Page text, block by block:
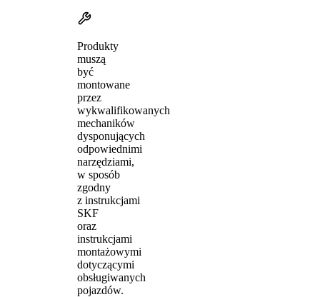
Produkty
muszą
być
montowane
przez
wykwalifikowanych
mechaników
dysponujących
odpowiednimi
narzędziami,
w sposób
zgodny
z instrukcjami
SKF
oraz
instrukcjami
montażowymi
dotyczącymi
obsługiwanych
pojazdów.